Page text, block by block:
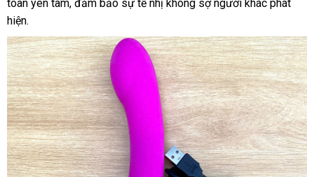
toàn yên tâm, đảm bảo sự tế nhị không sợ người khác phát
hiện.